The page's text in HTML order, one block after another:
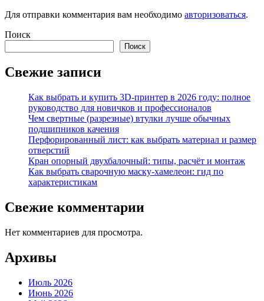
Для отправки комментария вам необходимо авторизоваться.
Поиск
Поиск
Свежие записи
Как выбрать и купить 3D-принтер в 2026 году: полное
руководство для новичков и профессионалов
Чем свертные (разрезные) втулки лучше обычных
подшипников качения
Перфорированный лист: как выбрать материал и размер
отверстий
Кран опорный двухбалочный: типы, расчёт и монтаж
Как выбрать сварочную маску-хамелеон: гид по
характеристикам
Свежие комментарии
Нет комментариев для просмотра.
Архивы
Июль 2026
Июнь 2026